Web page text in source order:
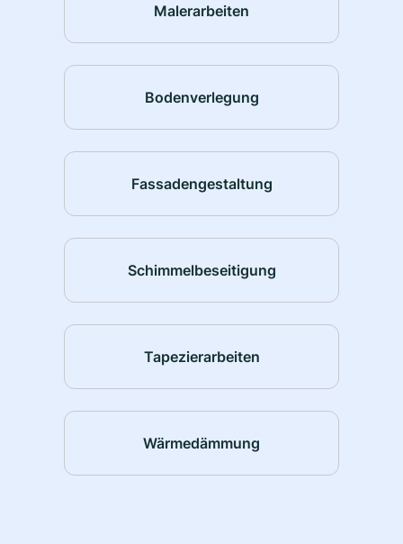
Malerarbeiten
Bodenverlegung
Fassadengestaltung
Schimmelbeseitigung
Tapezierarbeiten
Wärmedämmung